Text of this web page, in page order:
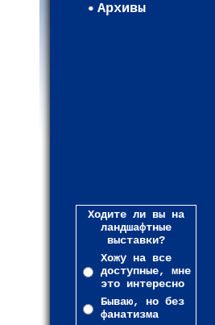
Архивы
Ходите ли вы на
ландшафтные
выставки?
Хожу на все
доступные, мне
это интересно
Бываю, но без
фанатизма